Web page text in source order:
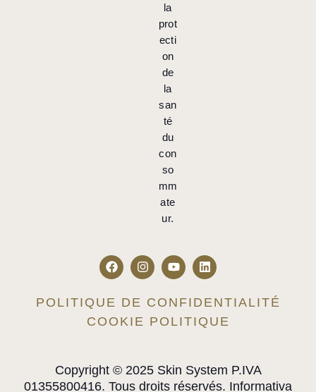
la
prot
ecti
on
de
la
san
té
du
con
so
mm
ate
ur.
POLITIQUE DE CONFIDENTIALITÉ
COOKIE POLITIQUE
Copyright © 2025 Skin System P.IVA
01355800416. Tous droits réservés. Informativa